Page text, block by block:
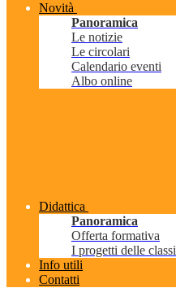
Novità
Panoramica
Le notizie
Le circolari
Calendario eventi
Albo online
Didattica
Panoramica
Offerta formativa
I progetti delle classi
Info utili
Contatti